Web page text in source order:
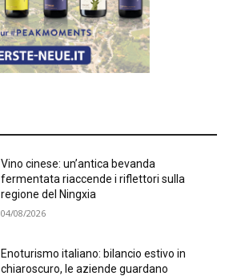
Vino cinese: un’antica bevanda
fermentata riaccende i riflettori sulla
regione del Ningxia
04/08/2026
Enoturismo italiano: bilancio estivo in
chiaroscuro, le aziende guardano